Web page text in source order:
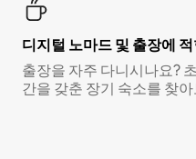
디지털 노마드 및 출장에
출장을 자주 다니시나요?
간을 갖춘 장기 숙소를 찾